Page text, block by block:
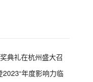
典礼在杭州盛大召
年度影响力临